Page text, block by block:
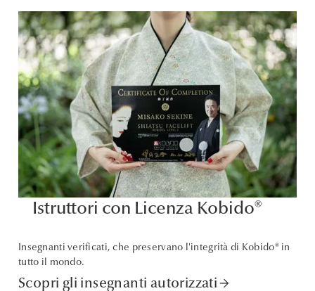
Istruttori con Licenza Kobido®
Insegnanti verificati, che preservano l'integrità di Kobido® in
tutto il mondo.
Scopri gli insegnanti autorizzatiarrow_forward